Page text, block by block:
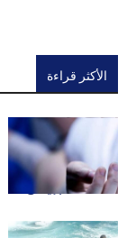
الأكثر قراءة